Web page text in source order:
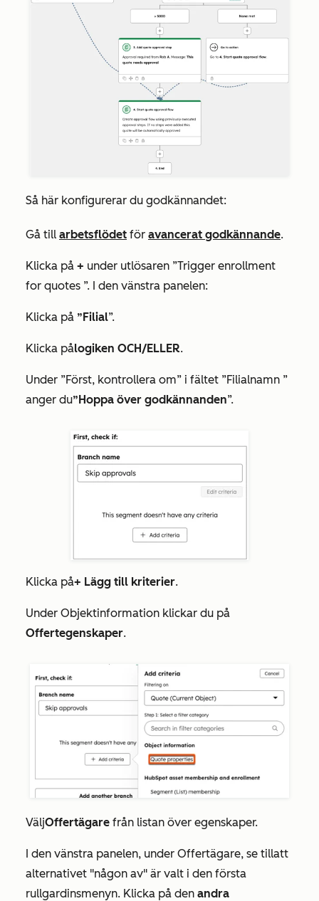
Så här konfigurerar du godkännandet:
Gå till arbetsflödet för avancerat godkännande.
Klicka på + under utlösaren ”Trigger enrollment
for quotes ”. I den vänstra panelen:
Klicka på ”Filial”.
Klicka pålogiken OCH/ELLER.
Under ”Först, kontrollera om” i fältet ”Filialnamn ”
anger du”Hoppa över godkännanden”.
Klicka på+ Lägg till kriterier.
Under Objektinformation klickar du på
Offertegenskaper.
VäljOffertägare från listan över egenskaper.
I den vänstra panelen, under Offertägare, se tillatt
alternativet "någon av" är valt i den första
rullgardinsmenyn. Klicka på den andra